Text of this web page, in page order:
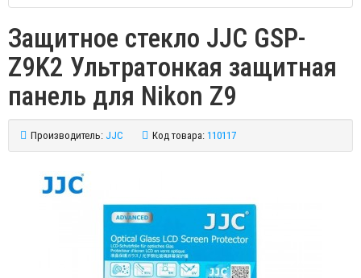
Защитное стекло JJC GSP-
Z9K2 Ультратонкая защитная
панель для Nikon Z9
Производитель: JJC Код товара: 110117